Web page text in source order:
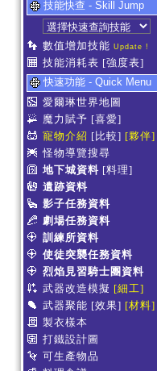
技能快查 - Skill Jump
數值增加技能 Update !
技能消耗表 [強度表]
快速功能 - Quick Menu
愛爾琳世界地圖
魔力賦予 [喜愛]
寵物介紹 [比較] [夥伴]
怪物導覽搜尋
地下城資料 [料理]
遺跡資料
影子任務資料
劇場任務資料
訓練所資料
使徒突襲任務資料
烈焰見習騎士團資料
武器改造模擬 [細工]
武器聚能 [效果] [材料]
製衣樣本
打鐵設計圖
可生產物品